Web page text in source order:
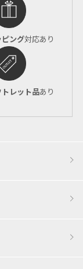
ング対応あり
レット品あり